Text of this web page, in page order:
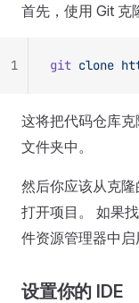
首先，使用 Git 克
git clone
1
这将把代码仓库
文件夹中。
然后你应该从克
打开项目。 如果
件资源管理器中启
设置你的 IDE